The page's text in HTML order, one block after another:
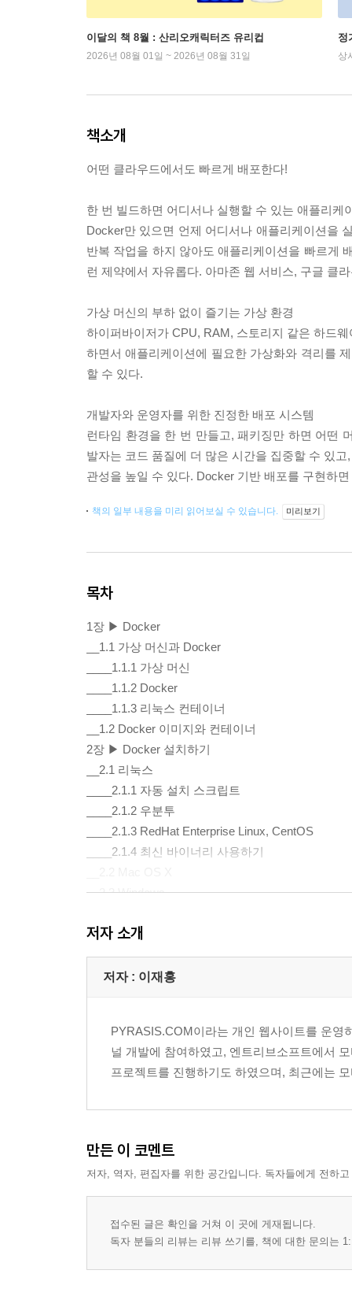
이달의 책 8월 : 산리오캐릭터즈 유리컵
2026년 08월 01일 ~ 2026년 08월 31일
정
상
책소개
어떤 클라우드에서도 빠르게 배포한다!
한 번 빌드하면 어디서나 실행할 수 있는 애플리케
Docker만 있으면 언제 어디서나 애플리케이션을
반복 작업을 하지 않아도 애플리케이션을 빠르게
런 제약에서 자유롭다. 아마존 웹 서비스, 구글 클
가상 머신의 부하 없이 즐기는 가상 환경
하이퍼바이저가 CPU, RAM, 스토리지 같은 하드
하면서 애플리케이션에 필요한 가상화와 격리를
할 수 있다.
개발자와 운영자를 위한 진정한 배포 시스템
런타임 환경을 한 번 만들고, 패키징만 하면 어떤
발자는 코드 품질에 더 많은 시간을 집중할 수 있
관성을 높일 수 있다. Docker 기반 배포를 구현하
책의 일부 내용을 미리 읽어보실 수 있습니다. 미리보기
목차
1장 ▶ Docker
__1.1 가상 머신과 Docker
____1.1.1 가상 머신
____1.1.2 Docker
____1.1.3 리눅스 컨테이너
__1.2 Docker 이미지와 컨테이너
2장 ▶ Docker 설치하기
__2.1 리눅스
____2.1.1 자동 설치 스크립트
____2.1.2 우분투
____2.1.3 RedHat Enterprise Linux, CentOS
____2.1.4 최신 바이너리 사용하기
__2.3 Windows
__3.1 search 명령으로 이미지 검색하기
__3.2 pull 명령으로 이미지 받기
__3.3 images 명령으로 이미지 목록 출력하기
__3.6 start 명령으로 컨테이너 시작하기
__3.7 restart 명령으로 컨테이너 재시작하기
__3.8 attach 명령으로 컨테이너에 접속하기
__3.12 rmi 명령으로 이미지
4장 ▶ Docker 이미지 생성하기
__4.1 Bash 익히기
__4.2 Dockerfile 작성하기
__4.3 build 명령으로 이미지 생성하기
저자 소개
저자 : 이재홍
PYRASIS.COM이라는 개인 웹사이트를 운영
널 개발에 참여하였고, 엔트리브소프트에서
프로젝트를 진행하기도 하였으며, 최근에는
만든 이 코멘트
저자, 역자, 편집자를 위한 공간입니다. 독자들에게 전하
접수된 글은 확인을 거쳐 이 곳에 게재됩니다.
독자 분들의 리뷰는 리뷰 쓰기를, 책에 대한 문의는